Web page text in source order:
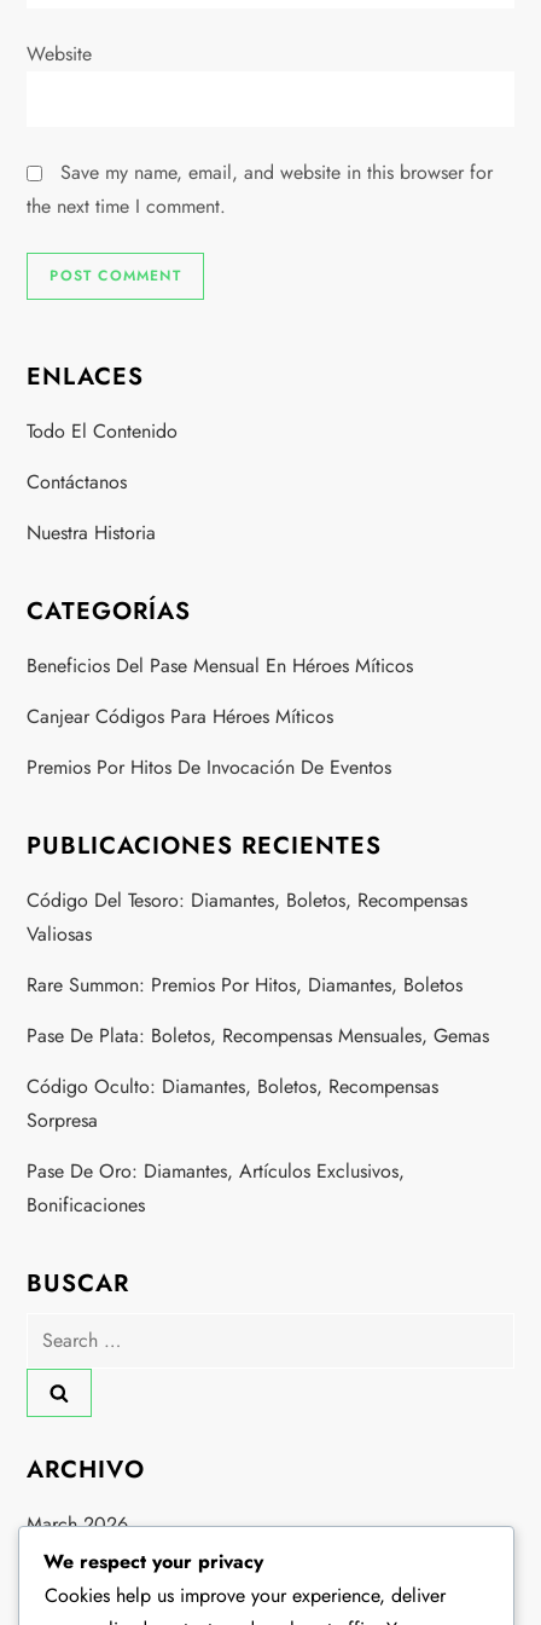
Website
Save my name, email, and website in this browser for
the next time I comment.
ENLACES
Todo El Contenido
Contáctanos
Nuestra Historia
CATEGORÍAS
Beneficios Del Pase Mensual En Héroes Míticos
Canjear Códigos Para Héroes Míticos
Premios Por Hitos De Invocación De Eventos
PUBLICACIONES RECIENTES
Código Del Tesoro: Diamantes, Boletos, Recompensas
Valiosas
Rare Summon: Premios Por Hitos, Diamantes, Boletos
Pase De Plata: Boletos, Recompensas Mensuales, Gemas
Código Oculto: Diamantes, Boletos, Recompensas
Sorpresa
Pase De Oro: Diamantes, Artículos Exclusivos,
Bonificaciones
BUSCAR
Search
ARCHIVO
March 2026
February 2026
We respect your privacy
Cookies help us improve your experience, deliver